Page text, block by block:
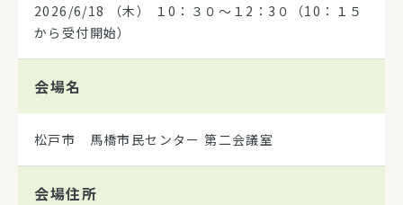
2026/6/18
（木） １0：３０～１2：3０（10：１５
から受付開始）
会場名
松戸市 馬橋市民センター 第二会議室
会場住所